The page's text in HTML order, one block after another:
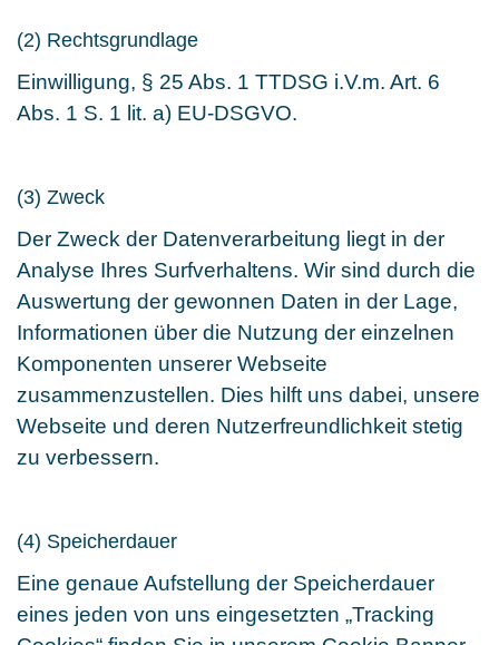
(2) Rechtsgrundlage
Einwilligung, § 25 Abs. 1 TTDSG i.V.m. Art. 6
Abs. 1 S. 1 lit. a) EU-DSGVO.
(3) Zweck
Der Zweck der Datenverarbeitung liegt in der
Analyse Ihres Surfverhaltens. Wir sind durch die
Auswertung der gewonnen Daten in der Lage,
Informationen über die Nutzung der einzelnen
Komponenten unserer Webseite
zusammenzustellen. Dies hilft uns dabei, unsere
Webseite und deren Nutzerfreundlichkeit stetig
zu verbessern.
(4) Speicherdauer
Eine genaue Aufstellung der Speicherdauer
eines jeden von uns eingesetzten „Tracking